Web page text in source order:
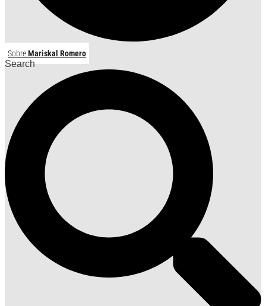
SobreMariskal Romero
Search